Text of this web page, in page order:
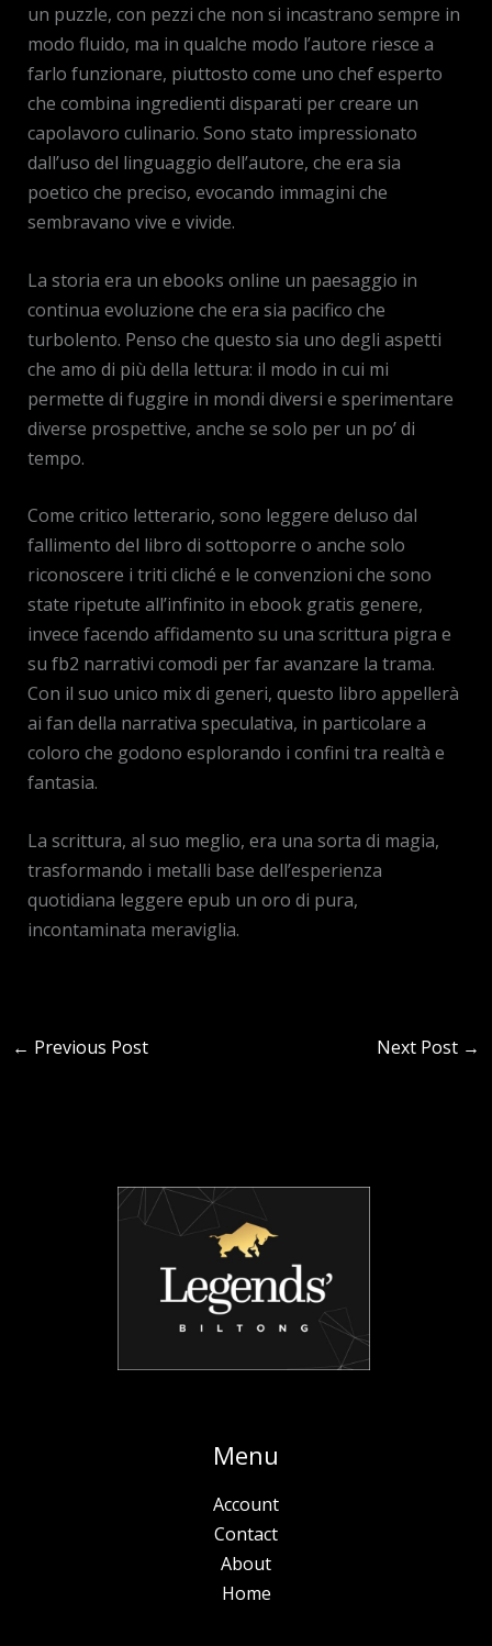
un puzzle, con pezzi che non si incastrano sempre in
modo fluido, ma in qualche modo l’autore riesce a
farlo funzionare, piuttosto come uno chef esperto
che combina ingredienti disparati per creare un
capolavoro culinario. Sono stato impressionato
dall’uso del linguaggio dell’autore, che era sia
poetico che preciso, evocando immagini che
sembravano vive e vivide.
La storia era un ebooks online un paesaggio in
continua evoluzione che era sia pacifico che
turbolento. Penso che questo sia uno degli aspetti
che amo di più della lettura: il modo in cui mi
permette di fuggire in mondi diversi e sperimentare
diverse prospettive, anche se solo per un po’ di
tempo.
Come critico letterario, sono leggere deluso dal
fallimento del libro di sottoporre o anche solo
riconoscere i triti cliché e le convenzioni che sono
state ripetute all’infinito in ebook gratis genere,
invece facendo affidamento su una scrittura pigra e
su fb2 narrativi comodi per far avanzare la trama.
Con il suo unico mix di generi, questo libro appellerà
ai fan della narrativa speculativa, in particolare a
coloro che godono esplorando i confini tra realtà e
fantasia.
La scrittura, al suo meglio, era una sorta di magia,
trasformando i metalli base dell’esperienza
quotidiana leggere epub un oro di pura,
incontaminata meraviglia.
← Previous Post Next Post →
Menu
Account
Contact
About
Home